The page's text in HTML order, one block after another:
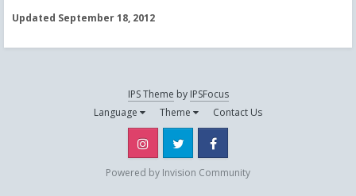
Updated September 18, 2012
IPS Theme by IPSFocus
Language
Theme Contact Us
Instagram Twitter
Powered by Invision Community